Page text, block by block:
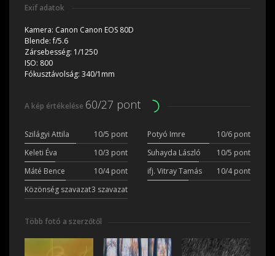
Exif adatok
Kamera: Canon Canon EOS 80D
Blende:f/5.6
Zársebesség: 1/1250
ISO: 800
Fókusztávolság: 340/1mm
A kép értékelése 60/27 pont
Szilágyi Attila 10/5 pont Potyó Imre
10/6 pont
Keleti Éva
10/3 pont Suhayda László
10/5 pont
Máté Bence
10/4 pont ifj. Vitray Tamás
10/4 pont
Közönség szavazat3 szavazat
Több fotó a szerzőtől